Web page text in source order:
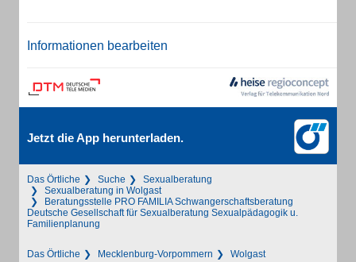
Informationen bearbeiten
Jetzt die App herunterladen.
Das Örtliche Suche
Sexualberatung
Sexualberatung in Wolgast
Beratungsstelle PRO FAMILIA Schwangerschaftsberatung
Deutsche Gesellschaft für Sexualberatung Sexualpädagogik u.
Familienplanung
Das Örtliche Mecklenburg-Vorpommern Wolgast